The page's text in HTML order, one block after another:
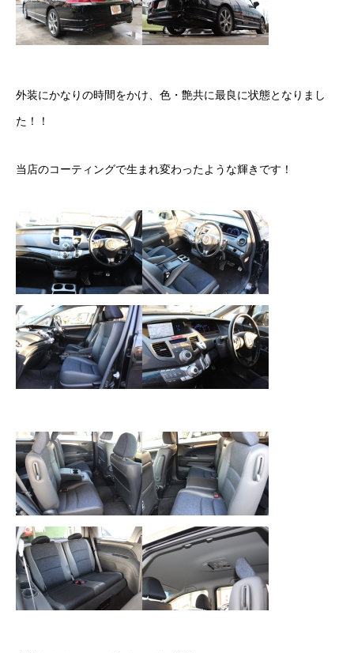
よくある質問
ジャストリース プラン例
会社案内
ご挨拶
会社概要
沿革
クロちゃんの独り言
入庫情報
ご成約
部品取付
車磨き
車検
整備・修理
外装にかなりの時間をかけ、色・艶共に最良に状態となりまし
た！！
当店のコーティングで生まれ変わったような輝きです！